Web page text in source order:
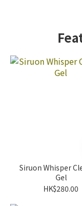
Siruon Whisper
Gel
HK$280.00